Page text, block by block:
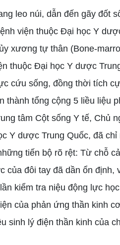
leo núi, dẫn đến gãy đốt
viện thuộc Đại học Y
xương tự thân (Bone-
thuộc Đại học Y dược
cứu sống, đồng thời tích
tổng cộng 5 liều liệu
tâm Cột sống Y tế, Chủ
Y dược Trung Quốc, đã
tiến bộ rõ rệt: Từ chỗ
đôi tay đã dần ổn định,
kiểm tra niệu động lực
của phản ứng thần kinh
sinh lý điện thần kinh của